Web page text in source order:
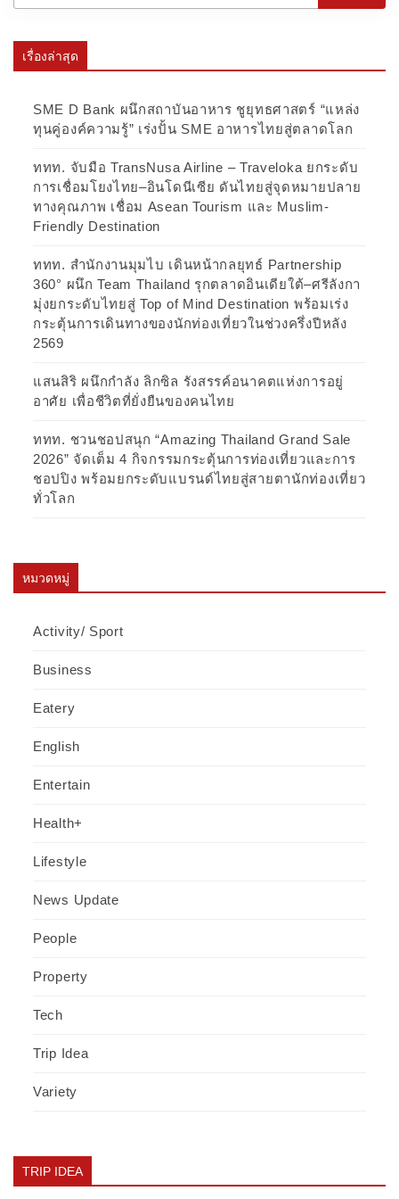
เรื่องล่าสุด
SME D Bank ผนึกสถาบันอาหาร ชูยุทธศาสตร์ “แหล่ง
ทุนคู่องค์ความรู้” เร่งปั้น SME อาหารไทยสู่ตลาดโลก
ททท. จับมือ TransNusa Airline – Traveloka ยกระดับ
การเชื่อมโยงไทย–อินโดนีเซีย ดันไทยสู่จุดหมายปลาย
ทางคุณภาพ เชื่อม Asean Tourism และ Muslim-
Friendly Destination
ททท. สำนักงานมุมไบ เดินหน้ากลยุทธ์ Partnership
360° ผนึก Team Thailand รุกตลาดอินเดียใต้–ศรีลังกา
มุ่งยกระดับไทยสู่ Top of Mind Destination พร้อมเร่ง
กระตุ้นการเดินทางของนักท่องเที่ยวในช่วงครึ่งปีหลัง
2569
แสนสิริ ผนึกกำลัง ลิกซิล รังสรรค์อนาคตแห่งการอยู่
อาศัย เพื่อชีวิตที่ยั่งยืนของคนไทย
ททท. ชวนชอปสนุก “Amazing Thailand Grand Sale
2026” จัดเต็ม 4 กิจกรรมกระตุ้นการท่องเที่ยวและการ
ชอปปิง พร้อมยกระดับแบรนด์ไทยสู่สายตานักท่องเที่ยว
ทั่วโลก
หมวดหมู่
Activity/ Sport
Business
Eatery
English
Entertain
Health+
Lifestyle
News Update
People
Property
Tech
Trip Idea
Variety
TRIP IDEA